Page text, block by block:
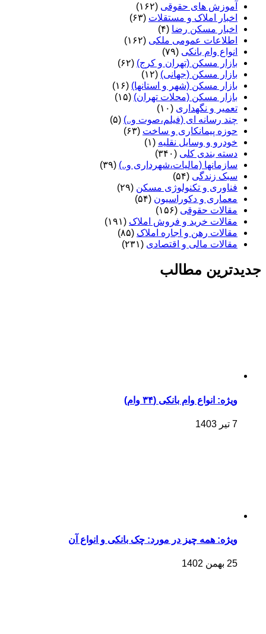
آموزش های حقوقی (۱۶۲)
اخبار املاک و مستقلات (۶۳)
اخبار مسکن رضا (۴)
اطلاعات عمومی ملکی (۱۶۲)
انواع وام بانکی (۷۹)
بازار مسکن (تهران و کرج) (۶۲)
بازار مسکن (جهانی) (۱۲)
بازار مسکن (شهر و استانها) (۱۶)
بازار مسکن (محلات تهران) (۱۵)
تعمیر و نگهداری (۱۰)
چند رسانه ای (فیلم،صوت و..) (۵)
حوزه پیمانکاری و ساخت (۶۳)
خودرو و وسایل نقلیه (۱)
دسته بندی کلی (۳۴۰)
سازمانها (مالیات،شهرداری و..) (۳۹)
سبک زندگی (۵۴)
فناوری و تکنولوژی مسکن (۲۹)
معماری و دکوراسیون (۵۴)
مقالات حقوقی (۱۵۶)
مقالات خرید و فروش املاک (۱۹۱)
مقالات رهن و اجاره املاک (۸۵)
مقالات مالی و اقتصادی (۲۳۱)
جدیدترین مطالب
ویژه: انواع وام بانکی (۳۴ وام)
7 تیر 1403
ویژه: همه چیز در مورد: چک بانکی و انواع آن
25 بهمن 1402